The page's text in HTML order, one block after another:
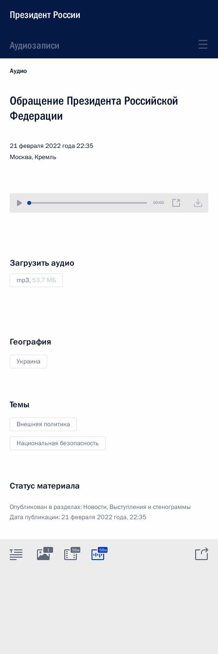
Президент России
Аудиозаписи
Аудио
Обращение Президента Российской
Федерации
21 февраля 2022 года22:35
Москва, Кремль
00:00
Загрузить аудио
mp3, 53.7 МБ
География
Украина
Темы
Внешняя политика
Национальная безопасность
Статус материала
Опубликован в разделах: Новости, Выступления и стенограммы
Дата публикации:21 февраля 2022 года, 22:35
1 56м 56м